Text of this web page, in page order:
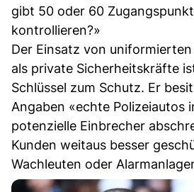
gibt 50 oder 60
kontrollieren?»
Der Einsatz von
als private Sicherheitskräfte
Schlüssel zum Schutz. Er
Angaben «echte Polizeiautos
potenzielle Einbrecher
Kunden weitaus besser
Wachleuten oder